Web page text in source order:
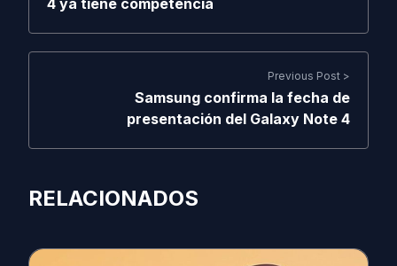
4 ya tiene competencia
Previous Post >
Samsung confirma la fecha de
presentación del Galaxy Note 4
RELACIONADOS